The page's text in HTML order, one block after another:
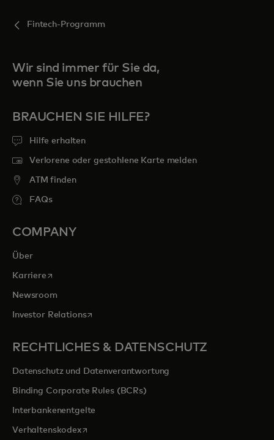
Fintech-Programm
Wir sind immer für Sie da,
wenn Sie uns brauchen
BRAUCHEN SIE HILFE?
Hilfe erhalten
Verlorene oder gestohlene Karte melden
ATM finden
FAQs
COMPANY
Über
Karrierewird in einer neuen Registerkarte geöffnet
Newsroom
Investor Relationswird in einer neuen Registerkarte geöffnet
RECHTLICHES & DATENSCHUTZ
Datenschutz und Datenverantwortung
Binding Corporate Rules (BCRs)
Interbankenentgelte
Verhaltenskodexwird in einer neuen Registerkarte geöffnet